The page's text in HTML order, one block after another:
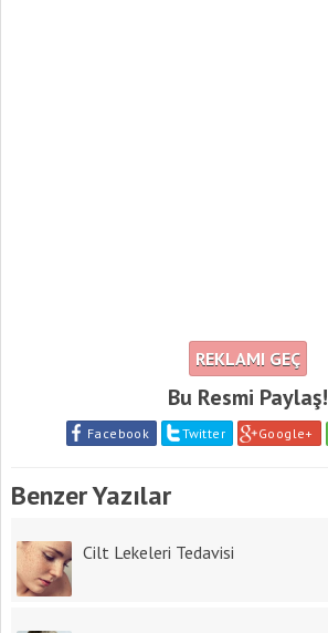
REKLAMI GEÇ
Bu Resmi Paylaş!
Facebook Twitter Google+
Benzer Yazılar
Cilt Lekeleri Tedavisi